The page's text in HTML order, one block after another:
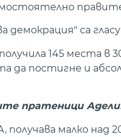
са
145 места в
да постигне и
пратеници
малко над